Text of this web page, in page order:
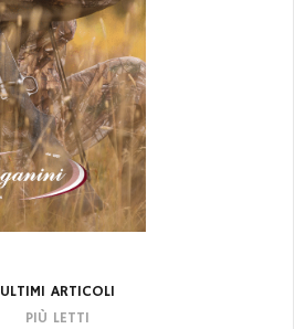
ULTIMI ARTICOLI
PIÙ LETTI